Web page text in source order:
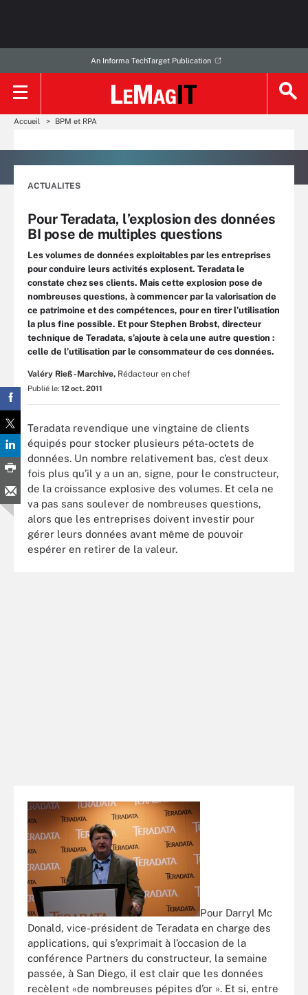
An Informa TechTarget Publication
Accueil BPM et RPA
ACTUALITES
Pour Teradata, l’explosion des données
BI pose de multiples questions
Les volumes de données exploitables par les entreprises
pour conduire leurs activités explosent. Teradata le
constate chez ses clients. Mais cette explosion pose de
nombreuses questions, à commencer par la valorisation de
ce patrimoine et des compétences, pour en tirer l’utilisation
la plus fine possible. Et pour Stephen Brobst, directeur
technique de Teradata, s’ajoute à cela une autre question :
celle de l’utilisation par le consommateur de ces données.
Valéry Rieß-Marchive, Rédacteur en chef
Publié le: 12 oct. 2011
Teradata revendique une vingtaine de clients
équipés pour stocker plusieurs péta-octets de
données. Un nombre relativement bas, c’est deux
fois plus qu’il y a un an, signe, pour le constructeur,
de la croissance explosive des volumes. Et cela ne
va pas sans soulever de nombreuses questions,
alors que les entreprises doivent investir pour
gérer leurs données avant même de pouvoir
espérer en retirer de la valeur.
Pour Darryl Mc
Donald, vice-président de Teradata en charge des
applications, qui s’exprimait à l’occasion de la
conférence Partners du constructeur, la semaine
passée, à San Diego, il est clair que les données
recèlent «de nombreuses pépites d’or ». Et si, entre